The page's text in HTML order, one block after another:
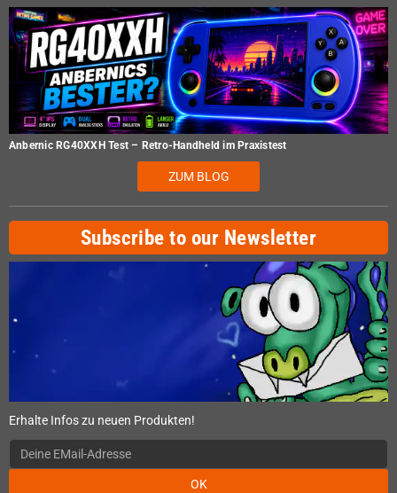
Anbernic RG40XXH Test – Retro-Handheld im Praxistest
ZUM BLOG
Subscribe to our Newsletter
Erhalte Infos zu neuen Produkten!
OK